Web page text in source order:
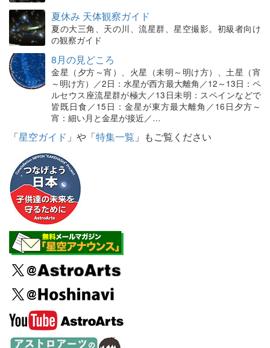
夏休み 天体観察ガイド
夏の大三角、天の川、流星群、星空撮影。初級者向け
の観察ガイド
8月の見どころ
金星（夕方～宵）、火星（未明～明け方）、土星（宵
～明け方）／2日：水星が西方最大離角／12～13日：ペ
ルセウス座流星群が極大／13日未明：スペインなどで
皆既日食／15日：金星が東方最大離角／16日夕方～
宵：細い月と金星が接近／…
「星空ガイド 」や「特集一覧 」もご覧ください